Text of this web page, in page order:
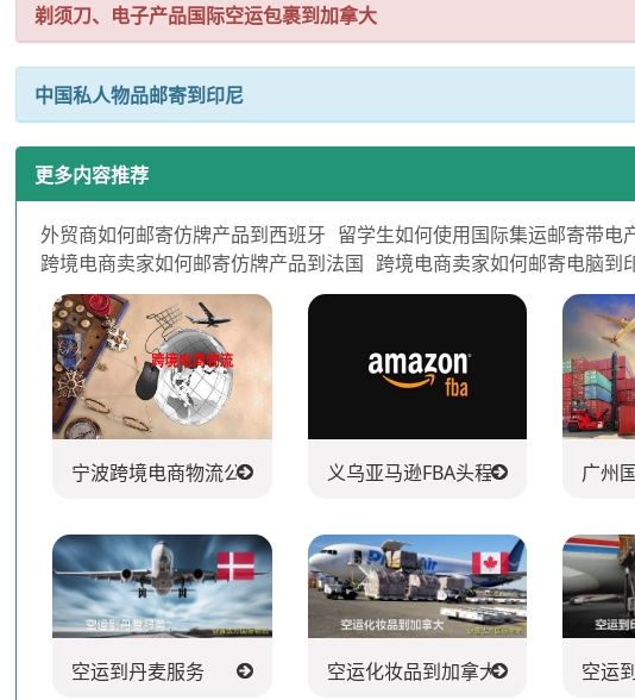
剃须刀、电子产品国际空运包裹到加拿大
中国私人物品邮寄到印尼
更多内容推荐
外贸商如何邮寄仿牌产品到西班牙 留学生如何使用国际集运邮寄带电
跨境电商卖家如何邮寄仿牌产品到法国 跨境电商卖家如何邮寄电脑到
宁波跨境电商物流公司 义乌亚马逊FBA头程派送公司 广州
空运到丹麦服务 空运化妆品到加拿大 空运